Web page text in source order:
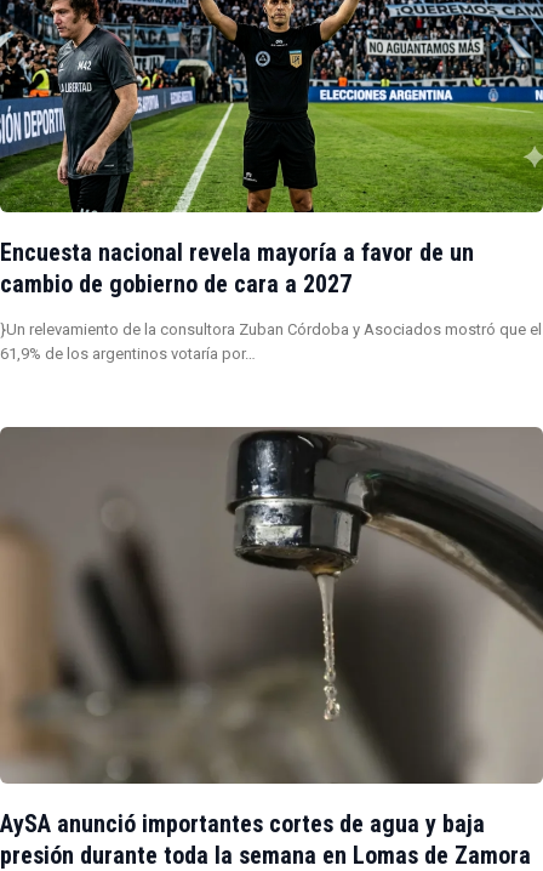
Encuesta nacional revela mayoría a favor de un
cambio de gobierno de cara a 2027
}Un relevamiento de la consultora Zuban Córdoba y Asociados mostró que el
61,9% de los argentinos votaría por…
AySA anunció importantes cortes de agua y baja
presión durante toda la semana en Lomas de Zamora